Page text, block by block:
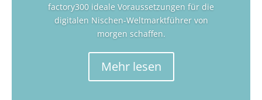
factory300 ideale Voraussetzungen für die
digitalen Nischen-Weltmarktführer von
morgen schaffen.
Mehr lesen